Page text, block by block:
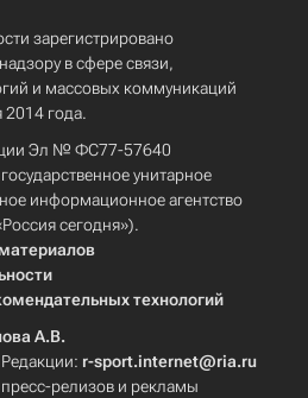
зарегистрировано
в сфере связи,
и массовых коммуникаций
года.
Эл № ФС77-57640
унитарное
информационное агентство
сегодня»).
технологий
А.В.
r-sport.internet@ria.ru
релизов и рекламы